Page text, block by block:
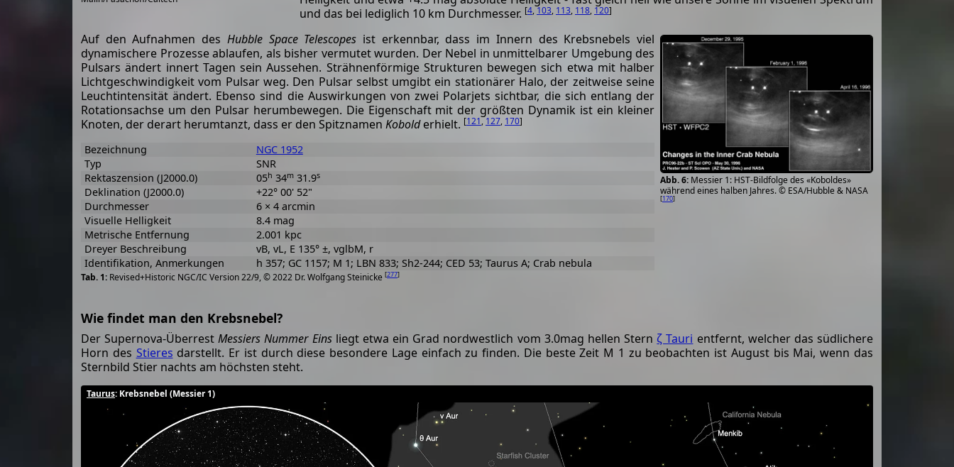
und das bei lediglich 10 km Durchmesser. [4,103, 113, 118, 120]
Messier 1: HST-Bildfolge des «Koboldes»
während eines halben Jahres. © ESA/Hubble & NASA
[170]
Auf den Aufnahmen des Hubble Space Telescopes ist erkennbar, dass im Innern des Krebsnebels viel
dynamischere Prozesse ablaufen, als bisher vermutet wurden. Der Nebel in unmittelbarer Umgebung des
Pulsars ändert innert Tagen sein Aussehen. Strähnenförmige Strukturen bewegen sich etwa mit halber
Lichtgeschwindigkeit vom Pulsar weg. Den Pulsar selbst umgibt ein stationärer Halo, der zeitweise seine
Leuchtintensität ändert. Ebenso sind die Auswirkungen von zwei Polarjets sichtbar, die sich entlang der
Rotationsachse um den Pulsar herumbewegen. Die Eigenschaft mit der größten Dynamik ist ein kleiner
Knoten, der derart herumtanzt, dass er den Spitznamen Kobolderhielt. [121,127, 170]
Revised+Historic NGC/IC Version 22/9, © 2022 Dr. Wolfgang Steinicke [277]
Bezeichnung
NGC 1952
Typ
SNR
Rektaszension (J2000.0)
05h 34m31.9s
Deklination (J2000.0)
+22° 00' 52"
Durchmesser
6 × 4 arcmin
Visuelle Helligkeit
8.4 mag
Metrische Entfernung
2.001 kpc
Dreyer Beschreibung
vB, vL, E 135° ±, vglbM, r
Identifikation, Anmerkungen
h 357; GC 1157; M 1; LBN 833; Sh2-244; CED 53; Taurus A; Crab nebula
Wie findet man den Krebsnebel?
Der Supernova-ÜberrestMessiers Nummer Einsliegt etwa ein Grad nordwestlich vom 3.0mag hellen Stern ζ Tauri entfernt, welcher das südlichere
Horn des Stieres darstellt. Er ist durch diese besondere Lage einfach zu finden. Die beste Zeit M 1 zu beobachten ist August bis Mai, wenn das
Sternbild Stier nachts am höchsten steht.
Taurus: Krebsnebel (Messier 1)